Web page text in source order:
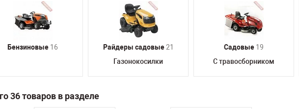
Бензиновые 16 Райдеры садовые21
Газонокосилки
Садовые 19
С травосборником
36 товаров в разделе